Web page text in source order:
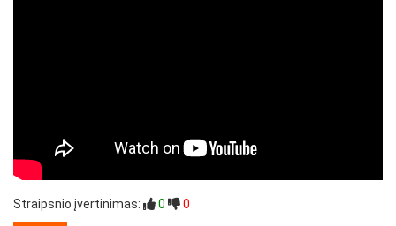
Straipsnio įvertinimas: 0 0